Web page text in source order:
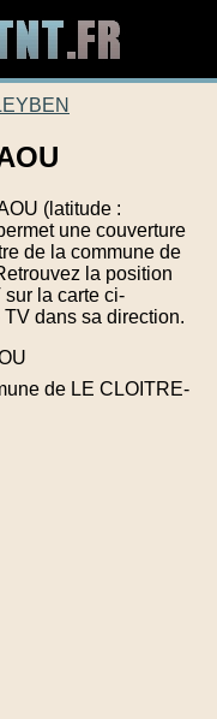
(latitude :
une couverture
de la commune de
la position
la carte ci-
dans sa direction.
de LE CLOITRE-